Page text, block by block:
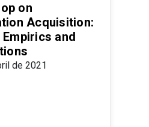
on
Acquisition:
and
de 2021